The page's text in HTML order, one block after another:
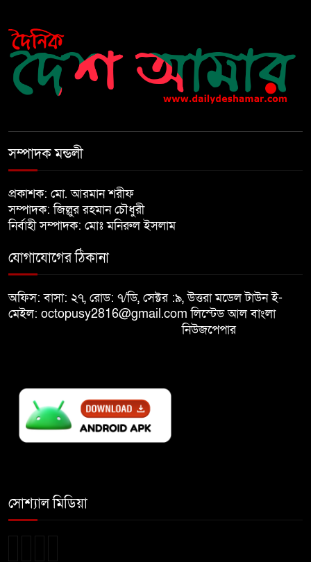
নির্বাচনের আগেই ফিরতে মরিয়া
‘পলাতক শক্তি’
৬
খালেদা জিয়ার শারীরিক অবস্থা এখনো
অনিশ্চিত
৮
৯
বিজয় দিবসে দীঘিনালায় জামায়াতে
ইসলামীর বর্ণাঢ্য র‍্যালি
সম্পাদক মন্ডলী
প্রকাশক: মো. আরমান শরীফ
সম্পাদক: জিল্লুর রহমান চৌধুরী
নির্বাহী সম্পাদক: মোঃ মনিরুল ইসলাম
যোগাযোগের ঠিকানা
অফিস: বাসা: ২৭, রোড: ৭/ডি, সেক্টর :৯, উত্তরা মডেল টাউন ই-
মেইল: octopusy2816@gmail.comলিস্টেড আল বাংলা
নিউজপেপার
সোশ্যাল মিডিয়া